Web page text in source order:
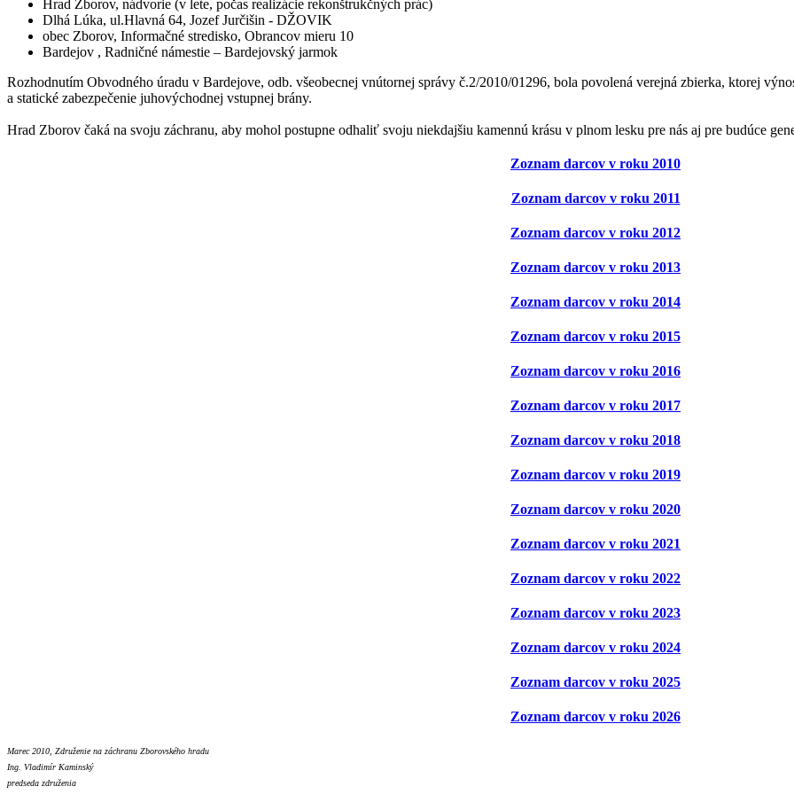
Hrad Zborov, nádvorie (v lete, počas realizácie rekonštrukčných prác)
Dlhá Lúka, ul.Hlavná 64, Jozef Jurčišin - DŽOVIK
obec Zborov, Informačné stredisko, Obrancov mieru 10
Bardejov , Radničné námestie – Bardejovský jarmok
Rozhodnutím Obvodného úradu v Bardejove, odb. všeobecnej vnútornej správy č.2/2010/01296, bola povolená verejná zbierka, ktorej
a statické zabezpečenie juhovýchodnej vstupnej brány.
Hrad Zborov čaká na svoju záchranu, aby mohol postupne odhaliť svoju niekdajšiu kamennú krásu v plnom lesku pre nás aj pre budúce
Zoznam darcov v roku 2010
Zoznam darcov v roku 2011
Zoznam darcov v roku 2012
Zoznam darcov v roku 2013
Zoznam darcov v roku 2014
Zoznam darcov v roku 2015
Zoznam darcov v roku 2016
Zoznam darcov v roku 2017
Zoznam darcov v roku 2018
Zoznam darcov v roku 2019
Zoznam darcov v roku 2020
Zoznam darcov v roku 2021
Zoznam darcov v roku 2022
Zoznam darcov v roku 2023
Zoznam darcov v roku 2024
Zoznam darcov v roku 2025
Zoznam darcov v roku 2026
Marec 2010, Združenie na záchranu Zborovského hradu
Ing. Vladimír Kaminský
predseda združenia